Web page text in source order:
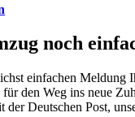
noch
einfachen Meldung
den Weg ins neue
der Deutschen Post,